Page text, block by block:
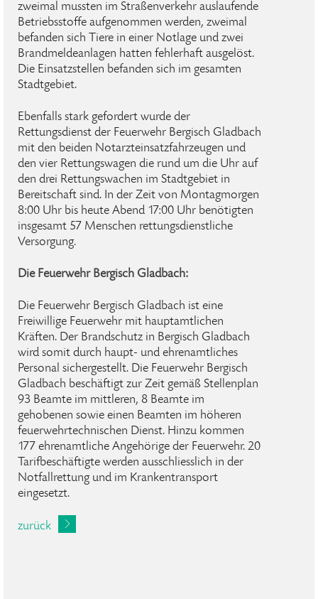
zweimal mussten im Straßenverkehr auslaufende
Betriebsstoffe aufgenommen werden, zweimal
befanden sich Tiere in einer Notlage und zwei
Brandmeldeanlagen hatten fehlerhaft ausgelöst.
Die Einsatzstellen befanden sich im gesamten
Stadtgebiet.
Ebenfalls stark gefordert wurde der
Rettungsdienst der Feuerwehr Bergisch Gladbach
mit den beiden Notarzteinsatzfahrzeugen und
den vier Rettungswagen die rund um die Uhr auf
den drei Rettungswachen im Stadtgebiet in
Bereitschaft sind. In der Zeit von Montagmorgen
8:00 Uhr bis heute Abend 17:00 Uhr benötigten
insgesamt 57 Menschen rettungsdienstliche
Versorgung.
Die Feuerwehr Bergisch Gladbach:
Die Feuerwehr Bergisch Gladbach ist eine
Freiwillige Feuerwehr mit hauptamtlichen
Kräften. Der Brandschutz in Bergisch Gladbach
wird somit durch haupt- und ehrenamtliches
Personal sichergestellt. Die Feuerwehr Bergisch
Gladbach beschäftigt zur Zeit gemäß Stellenplan
93 Beamte im mittleren, 8 Beamte im
gehobenen sowie einen Beamten im höheren
feuerwehrtechnischen Dienst. Hinzu kommen
177 ehrenamtliche Angehörige der Feuerwehr. 20
Tarifbeschäftigte werden ausschliesslich in der
Notfallrettung und im Krankentransport
eingesetzt.
zurück